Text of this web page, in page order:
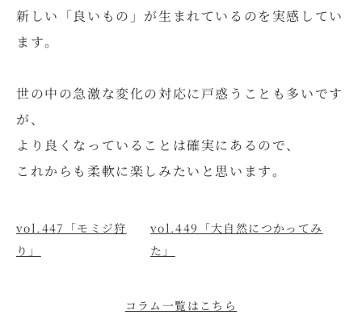
新しい「良いもの」が生まれているのを実感してい
ます。
世の中の急激な変化の対応に戸惑うことも多いです
が、
より良くなっていることは確実にあるので、
これからも柔軟に楽しみたいと思います。
vol.447「モミジ狩
り」
vol.449「大自然につかってみ
た」
コラム一覧はこちら